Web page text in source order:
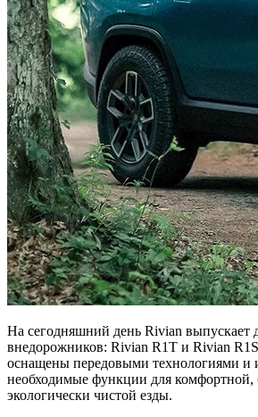
На сегодняшний день Rivian выпускает
внедорожников: Rivian R1T и Rivian
оснащены передовыми технологиями и
необходимые функции для комфортной,
экологически чистой езды.